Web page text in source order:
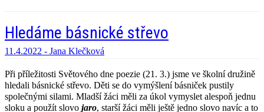
Hledáme básnické střevo
11.4.2022 - Jana Klečková
Při příležitosti Světového dne poezie (21. 3.) jsme ve školní družině
hledali básnické střevo. Děti se do vymýšlení básniček pustily
společnými silami. Mladší žáci měli za úkol vymyslet alespoň jednu
sloku a použít slovo jaro, starší žáci měli ještě jedno slovo navíc a to